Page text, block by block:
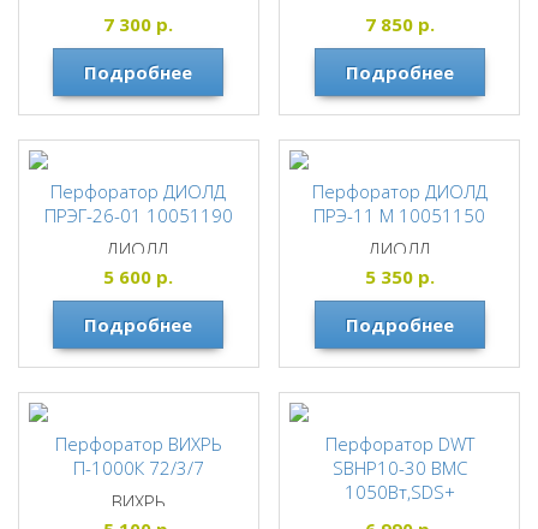
SENIX
7 300 р.
Подробнее
БЗ ПАТРОН в комплекте
SENIX
7 850р.
Подробнее
Перфоратор ДИОЛД
ПРЭГ-26-01 10051190
ДИОЛД
5 600 р.
Подробнее
Перфоратор ДИОЛД
ПРЭ-11 М 10051150
ДИОЛД
5 350р.
Подробнее
Перфоратор ВИХРЬ
П-1000К 72/3/7
ВИХРЬ
Перфоратор DWT
SBHP10-30 BMC
1050Вт,SDS+